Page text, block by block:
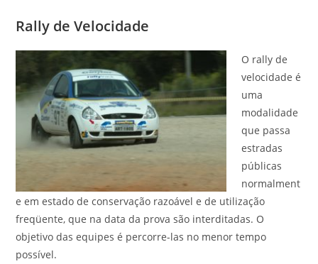
Rally de Velocidade
O rally de
velocidade é
uma
modalidade
que passa
estradas
públicas
normalment
e em estado de conservação razoável e de utilização
freqüente, que na data da prova são interditadas. O
objetivo das equipes é percorre-las no menor tempo
possível.